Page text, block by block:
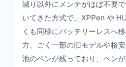
減り以外にメンテがほぼ不要
いてきた方式で、XPPen や
くも同様にバッテリーレスへ
方、ごく一部の旧モデルや格
池のペンが残っており、ペン